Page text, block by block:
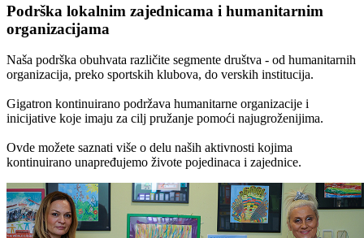
Podrška lokalnim zajednicama i humanitarnim
organizacijama
Naša podrška obuhvata različite segmente društva - od humanitarnih
organizacija, preko sportskih klubova, do verskih institucija.
Gigatron kontinuirano podržava humanitarne organizacije i
inicijative koje imaju za cilj pružanje pomoći najugroženijima.
Ovde možete saznati više o delu naših aktivnosti kojima
kontinuirano unapređujemo živote pojedinaca i zajednice.